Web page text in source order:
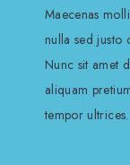
Maecenas
nulla sed justo
Nunc sit amet
aliquam
tempor